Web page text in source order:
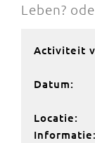
Leben?
Activiteit
Datum:
Locatie:
Informatie: